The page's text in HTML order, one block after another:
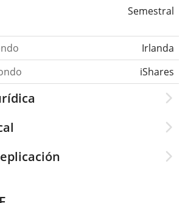
Semestral
Irlanda
iShares